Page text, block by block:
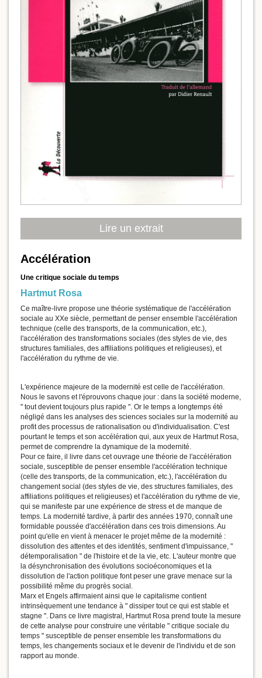
Lire un extrait
Accélération
Une critique sociale du temps
Hartmut Rosa
Ce maître-livre propose une théorie systématique de l'accélération
sociale au XXe siècle, permettant de penser ensemble l'accélération
technique (celle des transports, de la communication, etc.),
l'accélération des transformations sociales (des styles de vie, des
structures familiales, des affiliations politiques et religieuses), et
l'accélération du rythme de vie.
L'expérience majeure de la modernité est celle de l'accélération.
Nous le savons et l'éprouvons chaque jour : dans la société moderne,
" tout devient toujours plus rapide ". Or le temps a longtemps été
négligé dans les analyses des sciences sociales sur la modernité au
profit des processus de rationalisation ou d'individualisation. C'est
pourtant le temps et son accélération qui, aux yeux de Hartmut Rosa,
permet de comprendre la dynamique de la modernité.
Pour ce faire, il livre dans cet ouvrage une théorie de l'accélération
sociale, susceptible de penser ensemble l'accélération technique
(celle des transports, de la communication, etc.), l'accélération du
changement social (des styles de vie, des structures familiales, des
affiliations politiques et religieuses) et l'accélération du rythme de vie,
qui se manifeste par une expérience de stress et de manque de
temps. La modernité tardive, à partir des années 1970, connaît une
formidable poussée d'accélération dans ces trois dimensions. Au
point qu'elle en vient à menacer le projet même de la modernité :
dissolution des attentes et des identités, sentiment d'impuissance, "
détemporalisation " de l'histoire et de la vie, etc. L'auteur montre que
la désynchronisation des évolutions socioéconomiques et la
dissolution de l'action politique font peser une grave menace sur la
possibilité même du progrès social.
Marx et Engels affirmaient ainsi que le capitalisme contient
intrinsèquement une tendance à " dissiper tout ce qui est stable et
stagne ". Dans ce livre magistral, Hartmut Rosa prend toute la mesure
de cette analyse pour construire une véritable " critique sociale du
temps " susceptible de penser ensemble les transformations du
temps, les changements sociaux et le devenir de l'individu et de son
rapport au monde.